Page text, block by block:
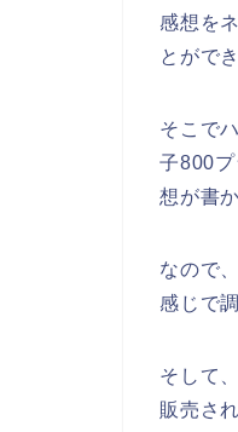
感想を
とがで
そこで
子800
想が書
なので
感じで
そして
販売さ